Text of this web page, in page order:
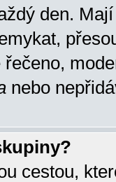
den.
nebo
cestou,